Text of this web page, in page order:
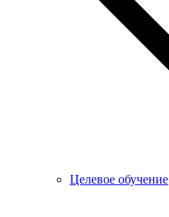
Целевое обучение